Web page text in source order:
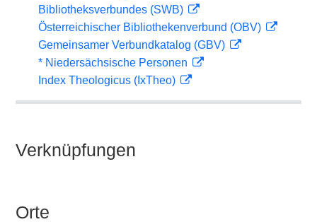
Bibliotheksverbundes (SWB)
Österreichischer Bibliothekenverbund (OBV)
Gemeinsamer Verbundkatalog (GBV)
* Niedersächsische Personen
Index Theologicus (IxTheo)
Verknüpfungen
Orte